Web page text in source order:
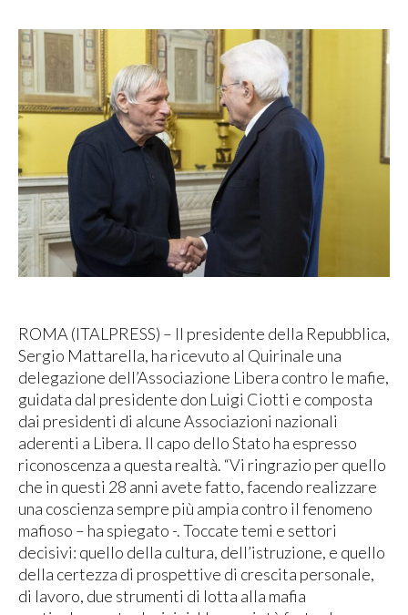
ROMA (ITALPRESS) – Il presidente della Repubblica,
Sergio Mattarella, ha ricevuto al Quirinale una
delegazione dell’Associazione Libera contro le mafie,
guidata dal presidente don Luigi Ciotti e composta
dai presidenti di alcune Associazioni nazionali
aderenti a Libera. Il capo dello Stato ha espresso
riconoscenza a questa realtà. “Vi ringrazio per quello
che in questi 28 anni avete fatto, facendo realizzare
una coscienza sempre più ampia contro il fenomeno
mafioso – ha spiegato -. Toccate temi e settori
decisivi: quello della cultura, dell’istruzione, e quello
della certezza di prospettive di crescita personale,
di lavoro, due strumenti di lotta alla mafia